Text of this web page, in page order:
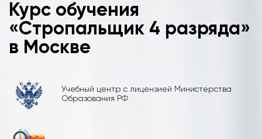
Курс обучения
«Стропальщик 4 разряда»
в Москве
Учебный центр с лицензией Министерства
Образования РФ